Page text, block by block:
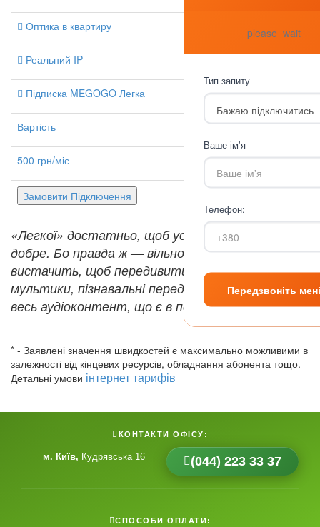
Оптика в квартиру
Реальний IP
Підписка MEGOGO Легка
Вартість
500 грн/міс
Замовити Підключення
«Легкої» достатньо, щоб уся родина відпочила
добре. Бо правда ж — вільного часу не
вистачить, щоб передивитися всі фільми, шоу,
мультики, пізнавальні передачі та переслухати
весь аудіоконтент, що є в передплаті.
* - Заявлені значення швидкостей є максимально можливими в
залежності від кінцевих ресурсів, обладнання абонента тощо.
Детальні умови інтернет тарифів
КОНТАКТИ ОФІСУ:
м. Київ Кудрявська 16 (044) 223 33 37
СПОСОБИ ОПЛАТИ:
please_wait
Тип запиту
Ваше ім'я
Телефон: